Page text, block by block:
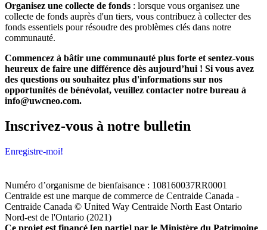
Organisez une collecte de fonds : lorsque vous organisez une
collecte de fonds auprès d'un tiers, vous contribuez à collecter des
fonds essentiels pour résoudre des problèmes clés dans notre
communauté.
Commencez à bâtir une communauté plus forte et sentez-vous
heureux de faire une différence dès aujourd’hui ! Si vous avez
des questions ou souhaitez plus d'informations sur nos
opportunités de bénévolat, veuillez contacter notre bureau à
info@uwcneo.com.
Inscrivez-vous à notre bulletin
Enregistre-moi!
Numéro d’organisme de bienfaisance : 108160037RR0001
Centraide est une marque de commerce de Centraide Canada -
Centraide Canada © United Way Centraide North East Ontario
Nord-est de l'Ontario (2021)
Ce projet est financé [en partie] par le Ministère du Patrimoine